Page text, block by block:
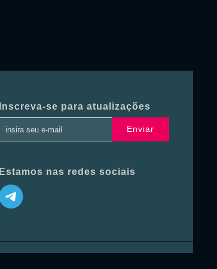
Inscreva-se para atualizações
Enviar
Estamos nas redes sociais